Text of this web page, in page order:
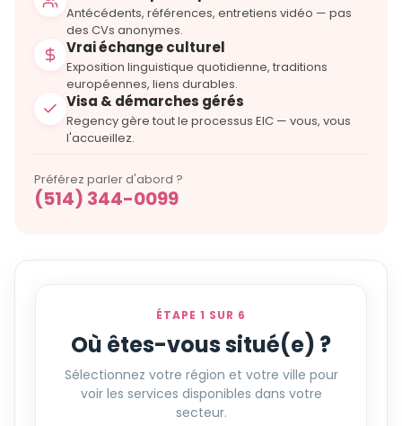
Antécédents, références, entretiens vidéo — pas
des CVs anonymes.
Vrai échange culturel
Exposition linguistique quotidienne, traditions
européennes, liens durables.
Visa & démarches gérés
Regency gère tout le processus EIC — vous, vous
l'accueillez.
Préférez parler d'abord ?
(514) 344-0099
ÉTAPE 1 SUR 6
Où êtes-vous situé(e) ?
Sélectionnez votre région et votre ville pour
voir les services disponibles dans votre
secteur.